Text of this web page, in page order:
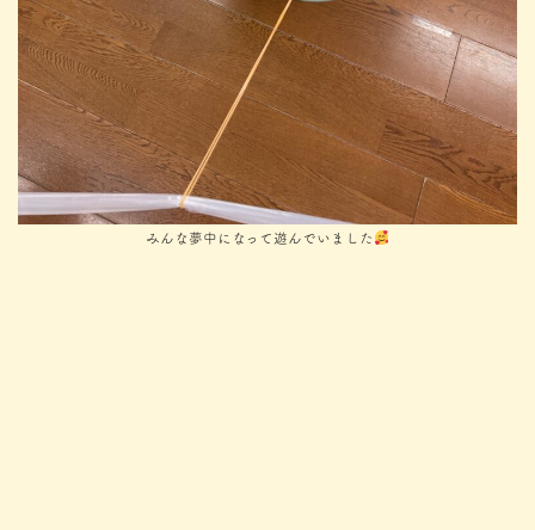
みんな夢中になって遊んでいました